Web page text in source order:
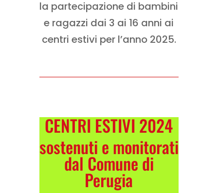
la partecipazione di bambini
e ragazzi dai 3 ai 16 anni ai
centri estivi per l’anno 2025.
CENTRI ESTIVI 2024
sostenuti e monitorati
dal Comune di
Perugia